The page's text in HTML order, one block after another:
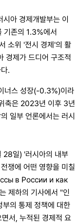
아 경제개발부는 이
기존의 1.3%에서
소위 '전시 경제'의 활
경제가 드디어 구조적
.
너스 성장(-0.3%)이라
축은 2023년 이후 3년
일부 언론에서는 러시
28일) '러시아의 내부
쟁에 어떤 영향을 미칠
в России и как
하의 기사에서 "인
의 통제 정책에 대한
서, 누적된 경제적 요